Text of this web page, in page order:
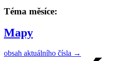
Téma měsíce:
Mapy
obsah aktuálního čísla →